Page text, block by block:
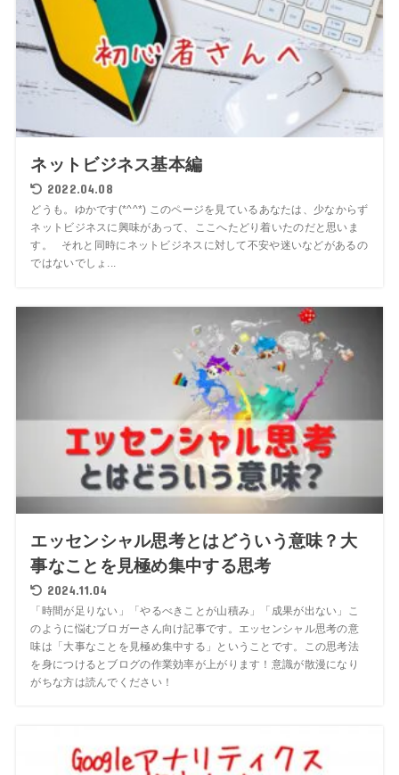
ネットビジネス基本編
2022.04.08
どうも。ゆかです(*^^*) このページを見ているあなたは、少なからず
ネットビジネスに興味があって、ここへたどり着いたのだと思いま
す。 それと同時にネットビジネスに対して不安や迷いなどがあるの
ではないでしょ...
エッセンシャル思考とはどういう意味？大
事なことを見極め集中する思考
2024.11.04
「時間が足りない」「やるべきことが山積み」「成果が出ない」こ
のように悩むブロガーさん向け記事です。エッセンシャル思考の意
味は「大事なことを見極め集中する」ということです。この思考法
を身につけるとブログの作業効率が上がります！意識が散漫になり
がちな方は読んでください！